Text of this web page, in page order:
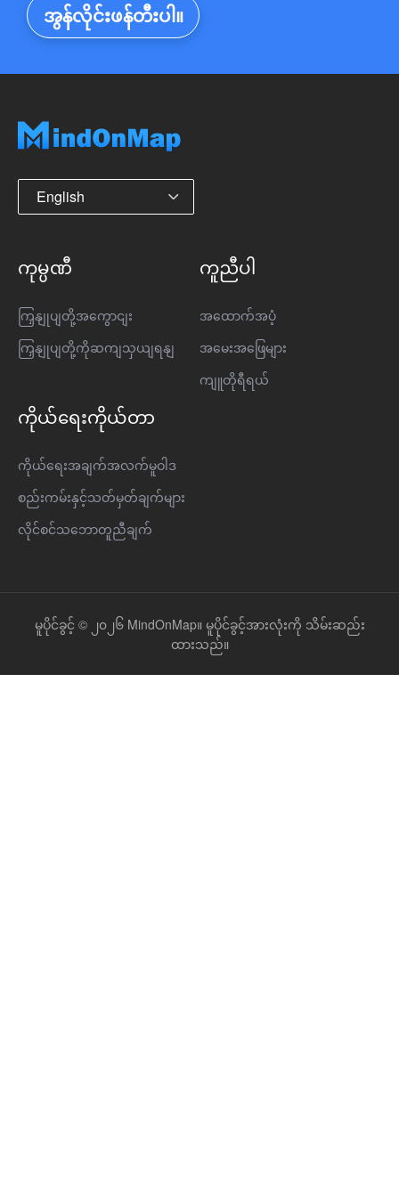
အွန်လိုင်းဖန်တီးပါ။
English
ကုမ္ပဏီ
ကြှနျုပျတို့အကွောငျး
ကြှနျုပျတို့ကိုဆကျသှယျရနျ
ကူညီပါ
အထောက်အပံ့
အမေးအဖြေများ
ကျူတိုရီရယ်
ကိုယ်ရေးကိုယ်တာ
ကိုယ်ရေးအချက်အလက်မူဝါဒ
စည်းကမ်းနှင့်သတ်မှတ်ချက်များ
လိုင်စင်သဘောတူညီချက်
မူပိုင်ခွင့် © ၂၀၂၆ MindOnMap။ မူပိုင်ခွင့်အားလုံးကို သိမ်းဆည်း
ထားသည်။